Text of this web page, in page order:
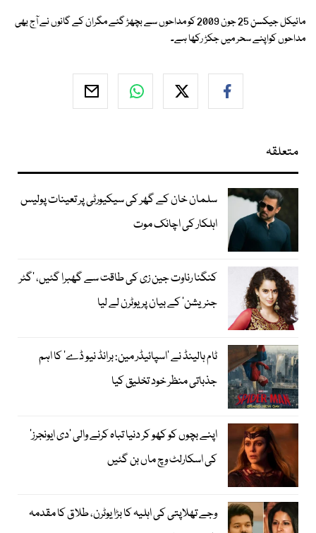
مائیکل جیکسن 25 جون 2009 کو مداحوں سے بچھڑ گئے مگران کے گانوں نے آج بھی
مداحوں کواپنے سحر میں جکڑ رکھا ہے۔
متعلقہ
سلمان خان کے گھر کی سیکیورٹی پر تعینات پولیس
اہلکار کی اچانک موت
کنگنا رناوت جین زی کی طاقت سے گھبرا گئیں، ’گٹر
جنریشن‘ کے بیان پر یوٹرن لے لیا
ٹام ہالینڈ نے ’اسپائیڈر مین: برانڈ نیو ڈے‘ کا اہم
جذباتی منظر خود تخلیق کیا
اپنے بچوں کو کھو کر دنیا تباہ کرنے والی ’دی ایونجرز‘
کی اسکارلٹ وچ ماں بن گئیں
وجے تھلاپتی کی اہلیہ کا بڑا یوٹرن، طلاق کا مقدمہ